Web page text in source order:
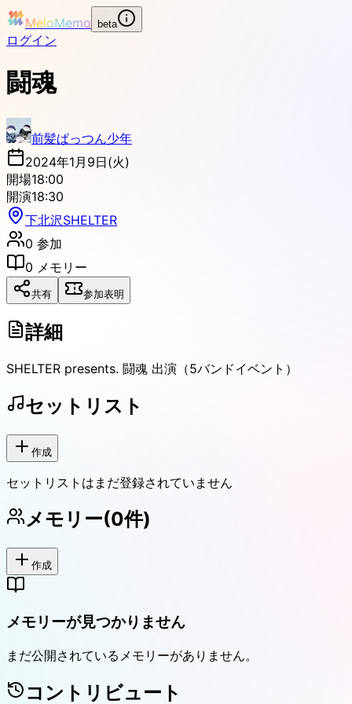
MeloMemo beta
ログイン
闘魂
前髪ぱっつん少年
2024年1月9日(火)
開場18:00
開演18:30
下北沢SHELTER
0 参加
0 メモリー
共有 参加表明
詳細
SHELTER presents. 闘魂 出演（5バンドイベント）
セットリスト
作成
セットリストはまだ登録されていません
メモリー(0件)
作成
メモリーが見つかりません
まだ公開されているメモリーがありません。
コントリビュート